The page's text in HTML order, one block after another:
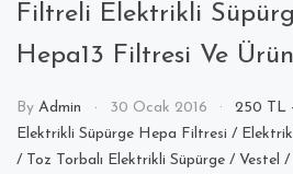
Filtreli Elektrikli
Hepa13 Filtresi Ve
By Admin 30 Ocak 2016 250 TL
Elektrikli Süpürge Hepa Filtresi /
/ Toz Torbalı Elektrikli Süpürge / Vestel /